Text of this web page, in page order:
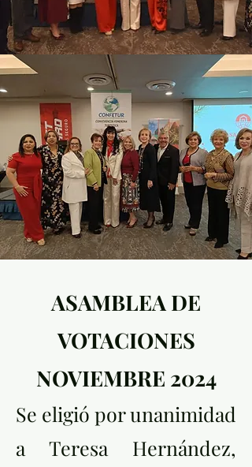
ASAMBLEA DE
VOTACIONES
NOVIEMBRE 2024
Se eligió por unanimidad
a Teresa Hernández,